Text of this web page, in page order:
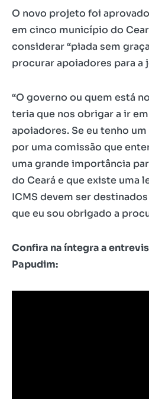
O novo projeto foi
em cinco município do
considerar “piada sem
procurar apoiadores para a
“O governo ou quem está
teria que nos obrigar a ir
apoiadores. Se eu tenho
por uma comissão que
uma grande importância
do Ceará e que existe uma
ICMS devem ser
que eu sou obrigado a
Confira na íntegra a
Papudim: